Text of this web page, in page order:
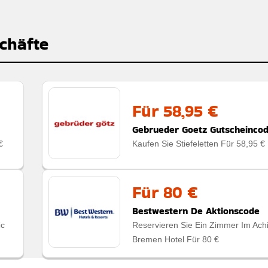
Für 58,95 €
Gebrueder Goetz
Kaufen Sie Stiefeletten Für 58,95 €
Für 80 €
Bestwestern De Aktionscode
Reservieren Sie Ein Zimmer Im
Bremen Hotel Für 80 €